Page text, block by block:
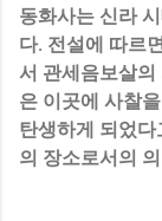
동화사는 신라
다. 전설에 따르
서 관세음보살의
은 이곳에 사찰
탄생하게 되었
의 장소로서의